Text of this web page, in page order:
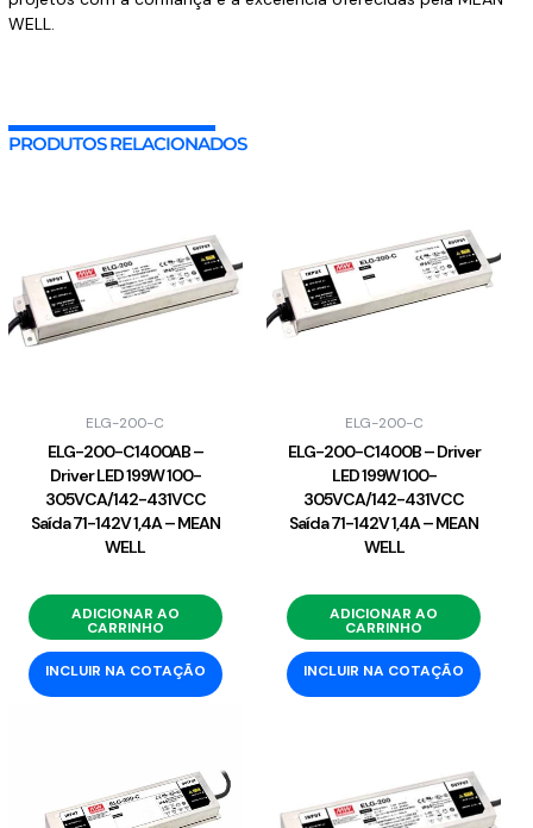
WELL.
PRODUTOS RELACIONADOS
ELG-200-C
ELG-200-C1400AB –
Driver LED 199W 100-
305VCA/142-431VCC
Saída 71-142V 1,4A – MEAN
WELL
ADICIONAR AO
CARRINHO
INCLUIR NA COTAÇÃO
ELG-200-C
ELG-200-C1400B – Driver
LED 199W 100-
305VCA/142-431VCC
Saída 71-142V 1,4A – MEAN
WELL
ADICIONAR AO
CARRINHO
INCLUIR NA COTAÇÃO